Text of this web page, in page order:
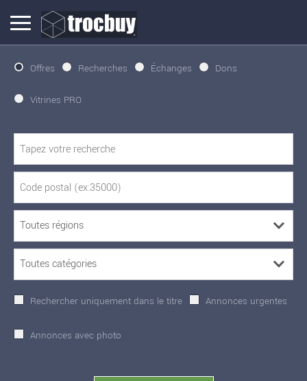
Offres Recherches Échanges Dons
Vitrines PRO
Rechercher uniquement dans le titre Annonces urgentes
Annonces avec photo